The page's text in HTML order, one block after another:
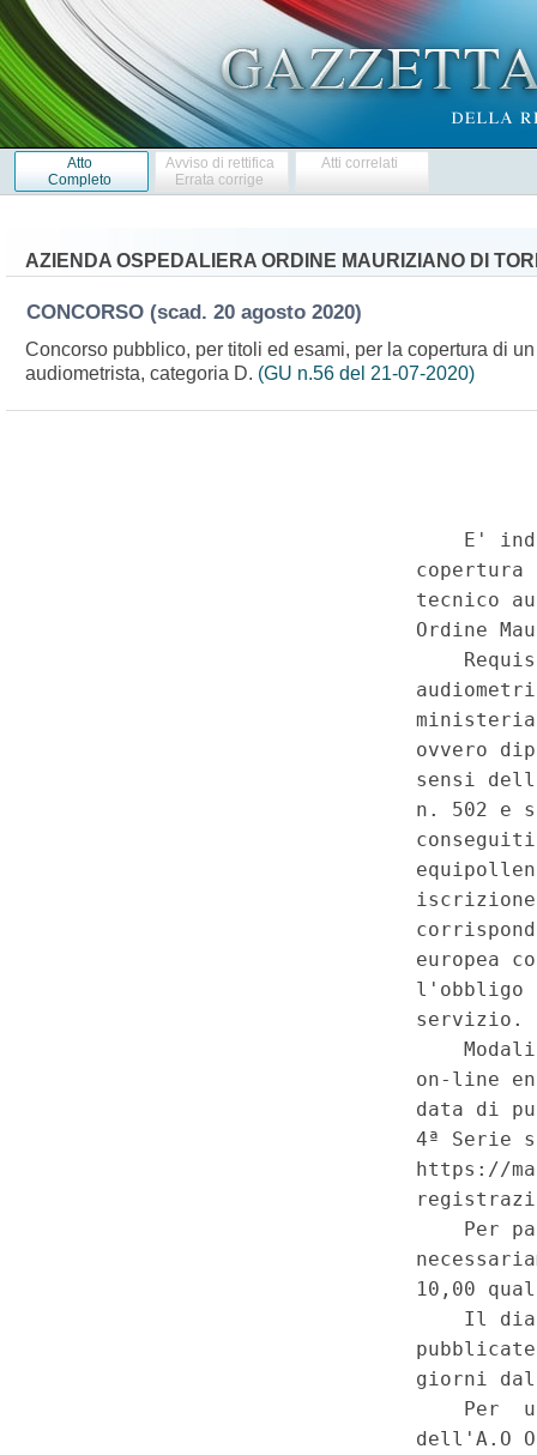
Atto
Completo
Avviso di rettifica
Errata corrige
Atti correlati
AZIENDA OSPEDALIERA ORDINE MAURIZIANO DI
CONCORSO (scad. 20 agosto 2020)
Concorso pubblico, per titoli ed esami, per la copertura di
audiometrista, categoria D. (GU n.56 del 21-07-2020)